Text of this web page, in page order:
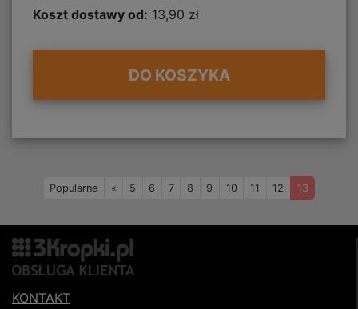
Koszt dostawy od: 13,90 zł
DO KOSZYKA
Popularne «Wstecz
5 6 7 8 9 10 11 12 13
KONTAKT